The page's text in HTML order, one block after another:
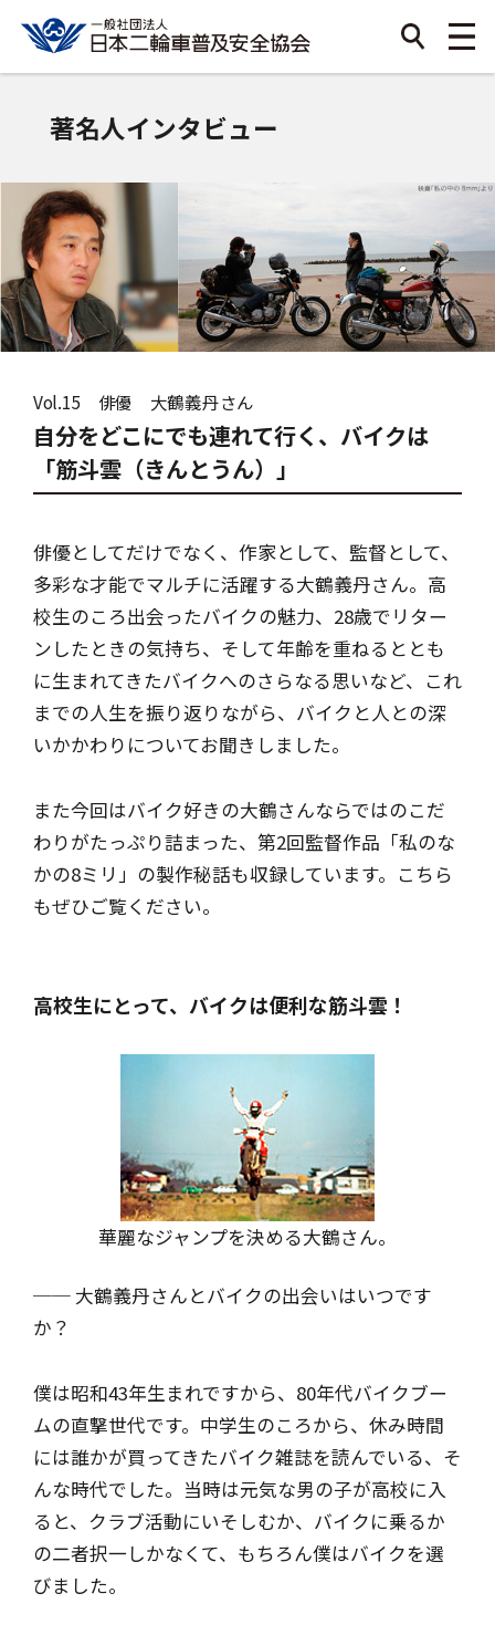
著名人インタビュー
Vol.15 俳優 大鶴義丹さん
自分をどこにでも連れて行く、バイクは
「筋斗雲（きんとうん）」
俳優としてだけでなく、作家として、監督として、
多彩な才能でマルチに活躍する大鶴義丹さん。高
校生のころ出会ったバイクの魅力、28歳でリター
ンしたときの気持ち、そして年齢を重ねるととも
に生まれてきたバイクへのさらなる思いなど、これ
までの人生を振り返りながら、バイクと人との深
いかかわりについてお聞きしました。
また今回はバイク好きの大鶴さんならではのこだ
わりがたっぷり詰まった、第2回監督作品「私のな
かの8ミリ」の製作秘話も収録しています。こちら
もぜひご覧ください。
高校生にとって、バイクは便利な筋斗雲！
華麗なジャンプを決める大鶴さん。
── 大鶴義丹さんとバイクの出会いはいつです
か？
僕は昭和43年生まれですから、80年代バイクブー
ムの直撃世代です。中学生のころから、休み時間
には誰かが買ってきたバイク雑誌を読んでいる、そ
んな時代でした。当時は元気な男の子が高校に入
ると、クラブ活動にいそしむか、バイクに乗るか
の二者択一しかなくて、もちろん僕はバイクを選
びました。